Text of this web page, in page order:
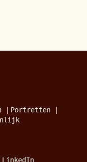
Portretten
LinkedIn